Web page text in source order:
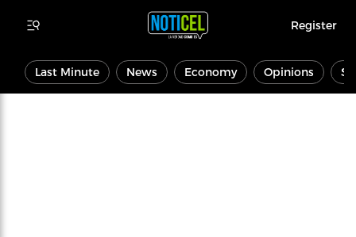
Register
Last Minute News Economy Opinions